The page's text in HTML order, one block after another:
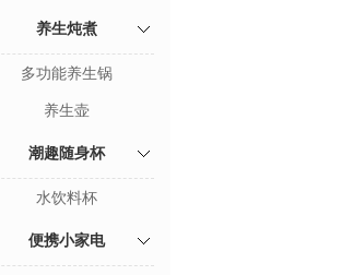
养生炖煮
多功能养生锅
养生壶
潮趣随身杯
水饮料杯
便携小家电